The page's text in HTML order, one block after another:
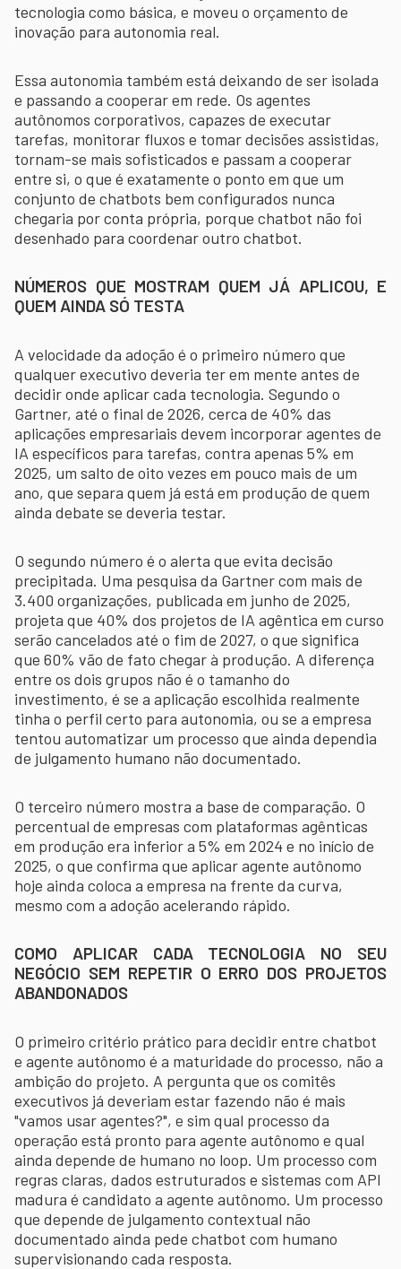
tecnologia como básica, e moveu o orçamento de
inovação para autonomia real.
Essa autonomia também está deixando de ser isolada
e passando a cooperar em rede. Os agentes
autônomos corporativos, capazes de executar
tarefas, monitorar fluxos e tomar decisões assistidas,
tornam-se mais sofisticados e passam a cooperar
entre si, o que é exatamente o ponto em que um
conjunto de chatbots bem configurados nunca
chegaria por conta própria, porque chatbot não foi
desenhado para coordenar outro chatbot.
NÚMEROS QUE MOSTRAM QUEM JÁ APLICOU, E
QUEM AINDA SÓ TESTA
A velocidade da adoção é o primeiro número que
qualquer executivo deveria ter em mente antes de
decidir onde aplicar cada tecnologia. Segundo o
Gartner, até o final de 2026, cerca de 40% das
aplicações empresariais devem incorporar agentes de
IA específicos para tarefas, contra apenas 5% em
2025, um salto de oito vezes em pouco mais de um
ano, que separa quem já está em produção de quem
ainda debate se deveria testar.
O segundo número é o alerta que evita decisão
precipitada. Uma pesquisa da Gartner com mais de
3.400 organizações, publicada em junho de 2025,
projeta que 40% dos projetos de IA agêntica em curso
serão cancelados até o fim de 2027, o que significa
que 60% vão de fato chegar à produção. A diferença
entre os dois grupos não é o tamanho do
investimento, é se a aplicação escolhida realmente
tinha o perfil certo para autonomia, ou se a empresa
tentou automatizar um processo que ainda dependia
de julgamento humano não documentado.
O terceiro número mostra a base de comparação. O
percentual de empresas com plataformas agênticas
em produção era inferior a 5% em 2024 e no início de
2025, o que confirma que aplicar agente autônomo
hoje ainda coloca a empresa na frente da curva,
mesmo com a adoção acelerando rápido.
COMO APLICAR CADA TECNOLOGIA NO SEU
NEGÓCIO SEM REPETIR O ERRO DOS PROJETOS
ABANDONADOS
O primeiro critério prático para decidir entre chatbot
e agente autônomo é a maturidade do processo, não a
ambição do projeto. A pergunta que os comitês
executivos já deveriam estar fazendo não é mais
"vamos usar agentes?", e sim qual processo da
operação está pronto para agente autônomo e qual
ainda depende de humano no loop. Um processo com
regras claras, dados estruturados e sistemas com API
madura é candidato a agente autônomo. Um processo
que depende de julgamento contextual não
documentado ainda pede chatbot com humano
supervisionando cada resposta.